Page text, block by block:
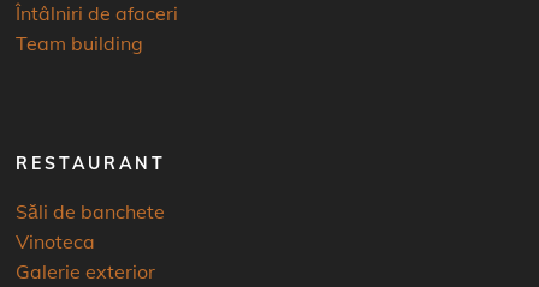
Întâlniri de afaceri
Team building
RESTAURANT
Săli de banchete
Vinoteca
Galerie exterior